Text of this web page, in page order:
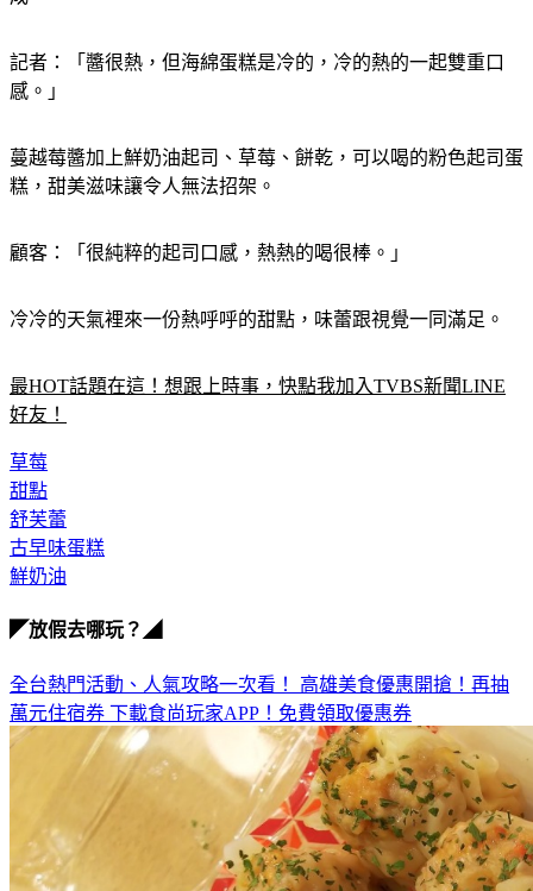
記者：「醬很熱，但海綿蛋糕是冷的，冷的熱的一起雙重口
感。」
蔓越莓醬加上鮮奶油起司、草莓、餅乾，可以喝的粉色起司蛋
糕，甜美滋味讓令人無法招架。
顧客：「很純粹的起司口感，熱熱的喝很棒。」
冷冷的天氣裡來一份熱呼呼的甜點，味蕾跟視覺一同滿足。
最HOT話題在這！想跟上時事，快點我加入TVBS新聞LINE
好友！
草莓
甜點
舒芙蕾
古早味蛋糕
鮮奶油
◤放假去哪玩？◢
全台熱門活動、人氣攻略一次看！ 高雄美食優惠開搶！再抽
萬元住宿券 下載食尚玩家APP！免費領取優惠券